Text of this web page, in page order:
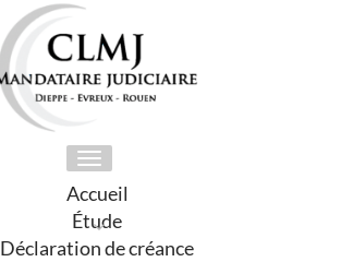
Toggle
navigation
Accueil
Étude
Déclaration de créance